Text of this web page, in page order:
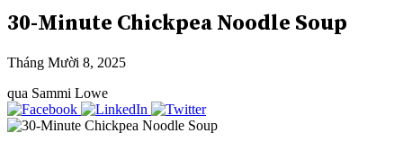
30-Minute Chickpea Noodle Soup
Tháng Mười 8, 2025
qua Sammi Lowe